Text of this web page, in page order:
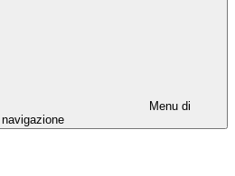
Menu di
navigazione